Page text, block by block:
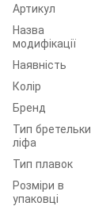
Артикул
Назва
модифікації
Наявність
Колір
Бренд
Тип бретельки
ліфа
Тип плавок
Розміри в
упаковці